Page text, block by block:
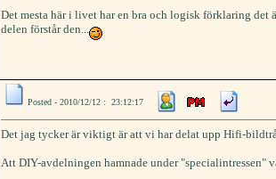
Det mesta här i livet har en bra och logisk förklaring det
delen förstår den...
Posted - 2010/12/12 : 23:12:17
Det jag tycker är viktigt är att vi har delat upp Hifi-
Att DIY-avdelningen hamnade under "specialintressen"